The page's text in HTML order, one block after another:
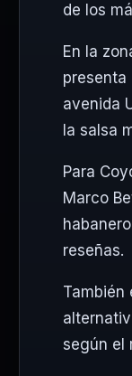
de los
En la
presenta
avenida
la salsa
Para
Marco
reseñas.
También
según el